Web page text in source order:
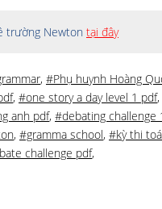
trường Newton tại đây
, #Phụ huynh Hoàng
, #one story a day level 1 pdf,
anh pdf, #debating challenge
, #gramma school, #kỳ thi
challenge pdf,